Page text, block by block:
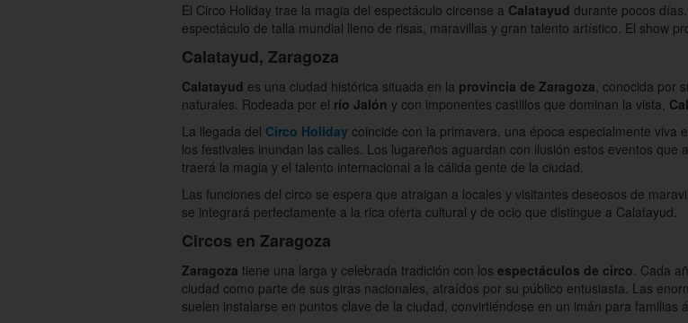
El Circo Holiday trae la magia del espectáculo circense a Calatayud durante pocos
espectáculo de talla mundial lleno de risas, maravillas y gran talento artístico. El show
Calatayud, Zaragoza
Calatayud es una ciudad histórica situada en la provincia de Zaragoza, conocida por
naturales. Rodeada por el río Jalón y con imponentes castillos que dominan la vista,
La llegada del Circo Holiday coincide con la primavera, una época especialmente viva
los festivales inundan las calles. Los lugareños aguardan con ilusión estos eventos
traerá la magia y el talento internacional a la cálida gente de la ciudad.
Las funciones del circo se espera que atraigan a locales y visitantes deseosos de
se integrará perfectamente a la rica oferta cultural y de ocio que distingue a Calatayud.
Circos en Zaragoza
Zaragoza tiene una larga y celebrada tradición con los espectáculos de circo. Cada
ciudad como parte de sus giras nacionales, atraídos por su público entusiasta. Las
suelen instalarse en puntos clave de la ciudad, convirtiéndose en un imán para familias